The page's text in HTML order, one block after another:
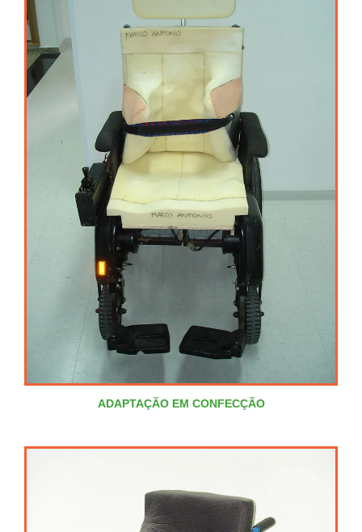
ADAPTAÇÃO EM CONFECÇÃO